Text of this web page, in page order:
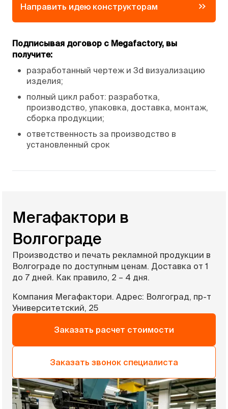
Направить идею конструкторам
Подписывая договор с Megafactory, вы
получите:
•
разработанный чертеж и 3d визуализацию
изделия;
•
полный цикл работ: разработка,
производство, упаковка, доставка, монтаж,
сборка продукции;
•
ответственность за производство в
установленный срок
Мегафактори в
Волгограде
Производство и печать рекламной продукции в
Волгограде по доступным ценам. Доставка от 1
до 7 дней. Как правило, 2 – 4 дня.
Компания Мегафактори. Адрес: Волгоград, пр-т
Университетский, 25
Заказать расчет стоимости
Заказать звонок специалиста